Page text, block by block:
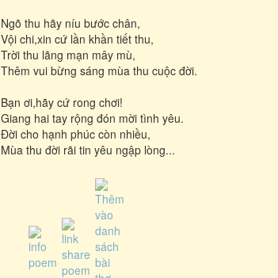
Ngõ thu hãy níu bước chân,
Vội chi,xin cứ lần khần tiết thu,
Trời thu lãng mạn mây mù,
Thêm vui bừng sáng mùa thu cuộc đời.
Bạn ơi,hãy cứ rong chơi!
Giang hai tay rộng đón mời tình yêu.
Đời cho hạnh phúc còn nhiều,
Mùa thu đời rãi tin yêu ngập lòng...